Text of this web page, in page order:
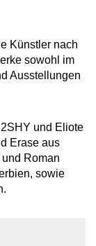
Künstler nach
sowohl im
Ausstellungen
und Eliote
Erase aus
Roman
sowie